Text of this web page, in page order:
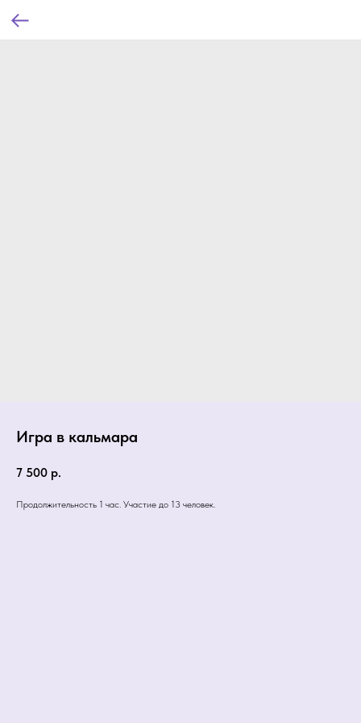
Игра в кальмара
7 500 р.
Продолжительность 1 час. Участие до 13 человек.